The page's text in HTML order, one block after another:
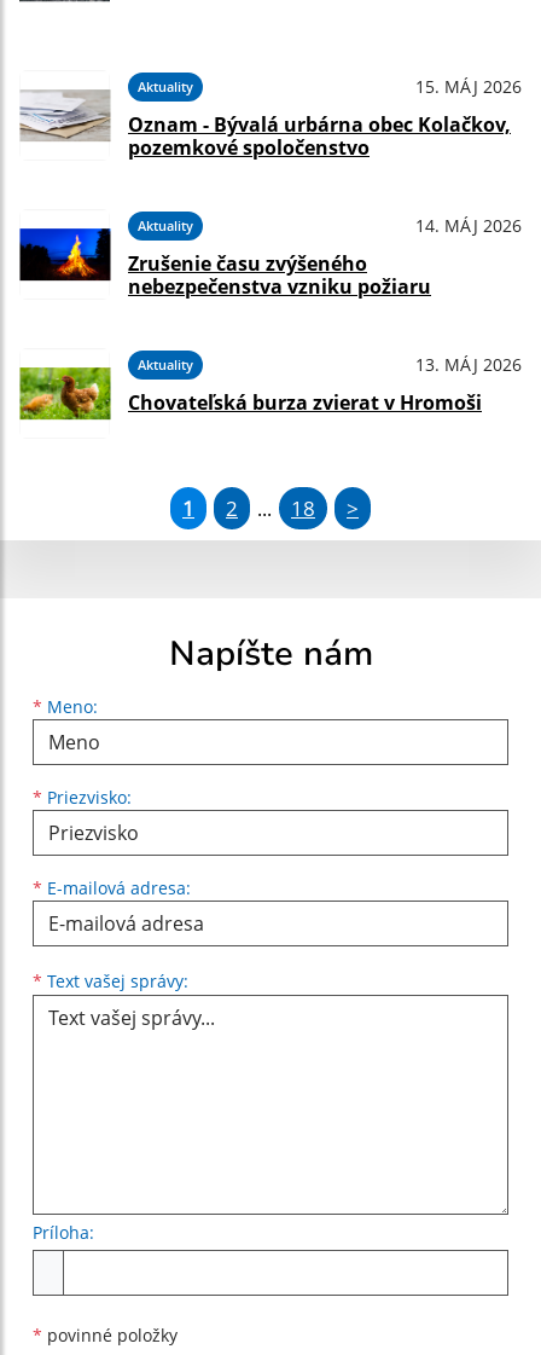
Aktuality 15. MÁJ 2026
Oznam - Bývalá urbárna obec Kolačkov,
pozemkové spoločenstvo
Aktuality 14. MÁJ 2026
Zrušenie času zvýšeného
nebezpečenstva vzniku požiaru
Aktuality 13. MÁJ 2026
Chovateľská burza zvierat v Hromoši
1 2 ... 18 >
Napíšte nám
* Meno:
Meno
* Priezvisko:
Priezvisko
* E-mailová adresa:
E-mailová adresa
* Text vašej správy:
Príloha:
* povinné položky